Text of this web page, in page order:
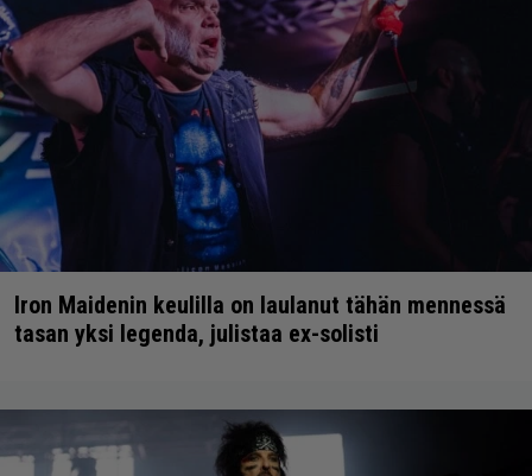
Iron Maidenin keulilla on laulanut tähän mennessä
tasan yksi legenda, julistaa ex-solisti